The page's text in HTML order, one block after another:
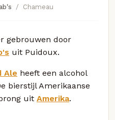
Chameau
gebrouwen door
uit Puidoux.
Ale heeft een alcohol
bierstijl Amerikaanse
uit Amerika.